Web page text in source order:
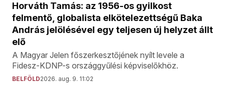
Horváth Tamás: az 1956-os gyilkost
felmentő, globalista elkötelezettségű Baka
András jelölésével egy teljesen új helyzet állt
elő
A Magyar Jelen főszerkesztőjének nyílt levele a
Fidesz-KDNP-s országgyűlési képviselőkhöz.
BELFÖLD2026. aug. 9. 11:02